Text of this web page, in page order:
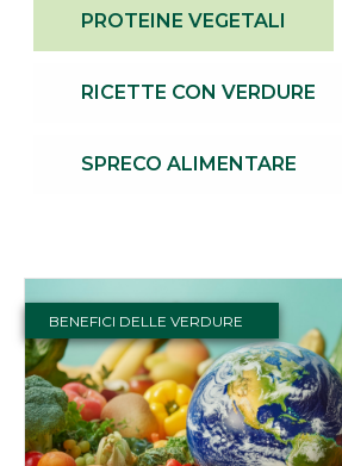
PROTEINE VEGETALI
RICETTE CON VERDURE
SPRECO ALIMENTARE
BENEFICI DELLE VERDURE